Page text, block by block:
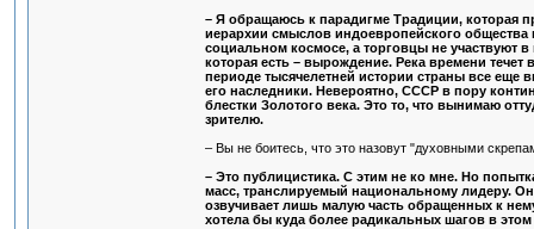
– Я обращаюсь к парадигме Традиции, которая
иерархии смыслов индоевропейского
социальном космосе, а торговцы не участвуют
которая есть – вырождение. Река времени
периоде тысячелетней истории страны все еще
его наследники. Невероятно, СССР в пору
блестки Золотого века. Это то, что вынимаю
зрителю.
– Вы не боитесь, что это назовут "духовными
– Это публицистика. С этим не ко мне. Но
масс, транслируемый национальному лидеру.
озвучивает лишь малую часть обращенных к
хотела бы куда более радикальных шагов в